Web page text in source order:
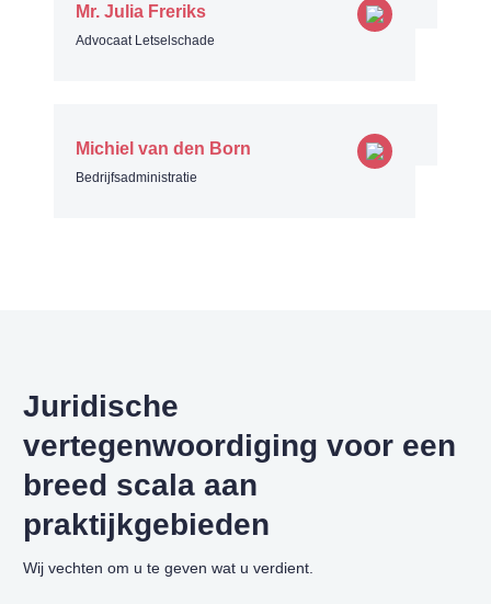
Mr. Julia Freriks
Advocaat Letselschade
Michiel van den Born
Bedrijfsadministratie
Juridische
vertegenwoordiging voor een
breed scala aan
praktijkgebieden
Wij vechten om u te geven wat u verdient.